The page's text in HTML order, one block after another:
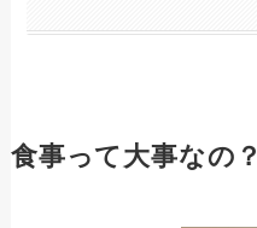
食事って大事なの？